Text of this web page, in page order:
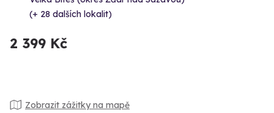
(+ 28 dalších lokalit)
2 399 Kč
Zobrazit zážitky na mapě